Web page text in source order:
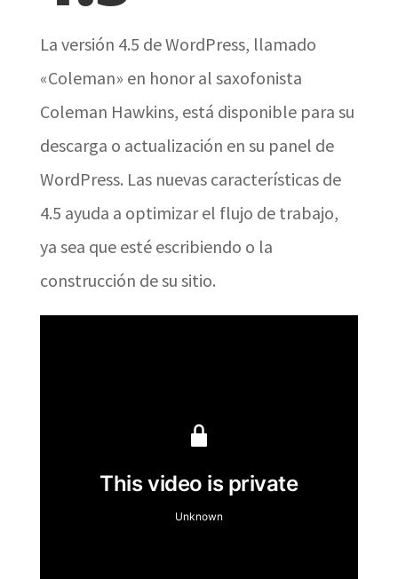
La versión 4.5 de WordPress, llamado
«Coleman» en honor al saxofonista
Coleman Hawkins, está disponible para su
descarga o actualización en su panel de
WordPress. Las nuevas características de
4.5 ayuda a optimizar el flujo de trabajo,
ya sea que esté escribiendo o la
construcción de su sitio.